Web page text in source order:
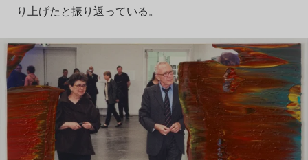
り上げたと振り返っている。